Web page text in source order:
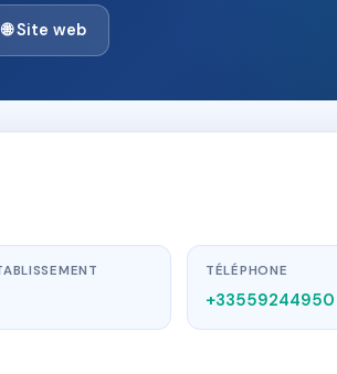
🌐 Site web
TÉLÉPHONE
+33559244950